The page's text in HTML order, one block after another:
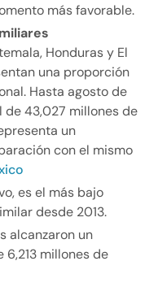
más favorable.
Honduras y El
una proporción
Hasta agosto de
43,027 millones de
un
con el mismo
es el más bajo
desde 2013.
alcanzaron un
millones de